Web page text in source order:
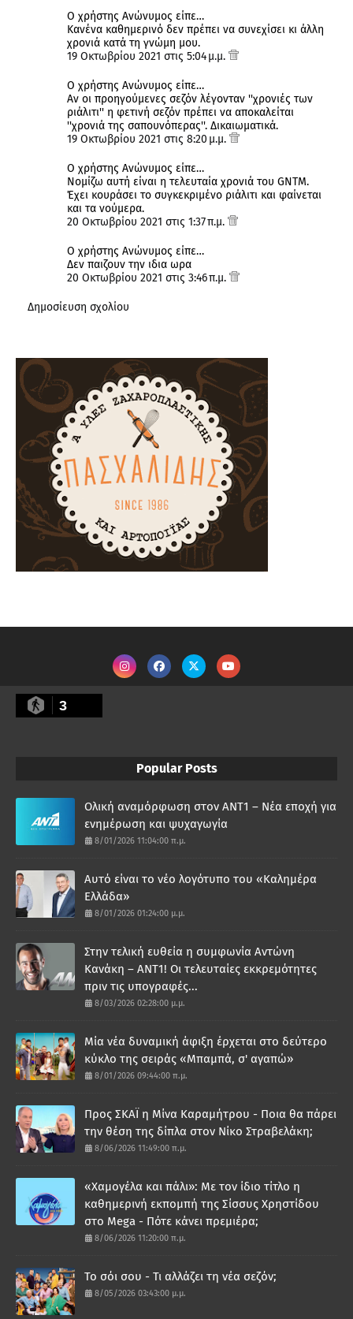
Ο χρήστης Ανώνυμος είπε…
Κανένα καθημερινό δεν πρέπει να συνεχίσει κι άλλη
χρονιά κατά τη γνώμη μου.
19 Οκτωβρίου 2021 στις 5:04 μ.μ.
Ο χρήστης Ανώνυμος είπε…
Αν οι προηγούμενες σεζόν λέγονταν ''χρονιές των
ριάλιτι'' η φετινή σεζόν πρέπει να αποκαλείται
''χρονιά της σαπουνόπερας''. Δικαιωματικά.
19 Οκτωβρίου 2021 στις 8:20 μ.μ.
Ο χρήστης Ανώνυμος είπε…
Νομίζω αυτή είναι η τελευταία χρονιά του GNTM.
Έχει κουράσει το συγκεκριμένο ριάλιτι και φαίνεται
και τα νούμερα.
20 Οκτωβρίου 2021 στις 1:37 π.μ.
Ο χρήστης Ανώνυμος είπε…
Δεν παιζουν την ιδια ωρα
20 Οκτωβρίου 2021 στις 3:46 π.μ.
Δημοσίευση σχολίου
3
Popular Posts
Ολική αναμόρφωση στον ΑΝΤ1 – Νέα εποχή για
ενημέρωση και ψυχαγωγία
8/01/2026 11:04:00 π.μ.
Αυτό είναι το νέο λογότυπο του «Καλημέρα
Ελλάδα»
8/01/2026 01:24:00 μ.μ.
Στην τελική ευθεία η συμφωνία Αντώνη
Κανάκη – ΑΝΤ1! Οι τελευταίες εκκρεμότητες
πριν τις υπογραφές...
8/03/2026 02:28:00 μ.μ.
Μία νέα δυναμική άφιξη έρχεται στο δεύτερο
κύκλο της σειράς «Μπαμπά, σ' αγαπώ»
8/01/2026 09:44:00 π.μ.
Προς ΣΚΑΪ η Μίνα Καραμήτρου - Ποια θα πάρει
την θέση της δίπλα στον Νίκο Στραβελάκη;
8/06/2026 11:49:00 π.μ.
«Χαμογέλα και πάλι»: Με τον ίδιο τίτλο η
καθημερινή εκπομπή της Σίσσυς Χρηστίδου
στο Mega - Πότε κάνει πρεμιέρα;
8/06/2026 11:20:00 π.μ.
Το σόι σου - Τι αλλάζει τη νέα σεζόν;
8/05/2026 03:43:00 μ.μ.